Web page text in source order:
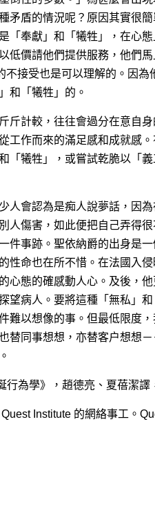
矛盾的情況呢？原因其實很
「奉獻」和「犧牲」，在心
低價請他們提供服務，他們
不接受也是可以理解的。因
和「犧牲」的。
斤計較，往往會過分在意自
工作而來的滿足感和成就感
「犧牲」，或嘗試乾脆以「
人會認為是痴人說夢話，因
人傷害，如此便把自己弄得
件事跡。聖依納爵的出身是
性命也在所不惜。在法國入
心態的確感動人心。及後，
望病人。要將這種「無私」
難以想像的事。但最低限度
替同事想想，亦替客户想想
為學》，趙德亮、夏蓓潔譯
Institute 的網絡事工。